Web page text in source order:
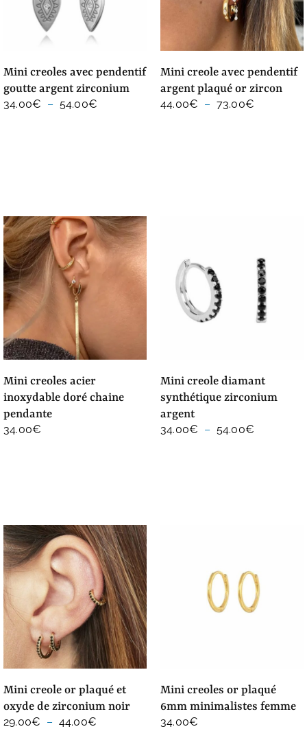
mini creoles avec pendentif
goutte argent zirconium
34.00€ – 54.00€
mini creole avec pendentif
argent plaqué or zircon
44.00€ – 73.00€
mini creoles acier
inoxydable doré chaine
pendante
34.00€
mini creole diamant
synthétique zirconium
argent
34.00€ – 54.00€
mini creole or plaqué et
oxyde de zirconium noir
29.00€ – 44.00€
mini creoles or plaqué
6mm minimalistes femme
34.00€